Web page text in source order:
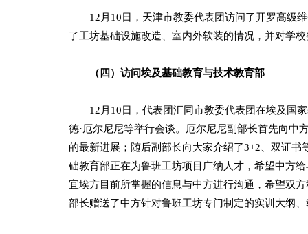
12月10日，天津市教委代表团访问了开罗高级维
了工坊基础设施改造、室内外软装的情况，并对学
（四）访问埃及基础教育与技术教育部
12月10日，代表团汇同市教委代表团在埃及国家
德·厄尔尼尼等举行会谈。厄尔尼尼副部长首先向中
的最新进展；随后副部长向大家介绍了3+2、双证
础教育部正在为鲁班工坊项目广纳人才，希望中方
宜埃方目前所掌握的信息与中方进行沟通，希望双
部长赠送了中方针对鲁班工坊专门制定的实训大纲